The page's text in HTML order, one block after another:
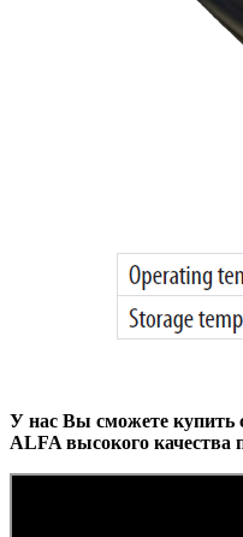
У нас Вы сможете купить
ALFA высокого качества